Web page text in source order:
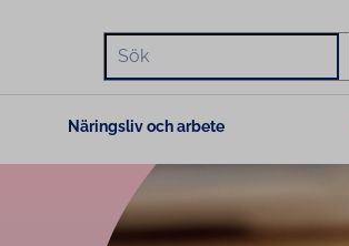
Hae
Näringsliv och arbete